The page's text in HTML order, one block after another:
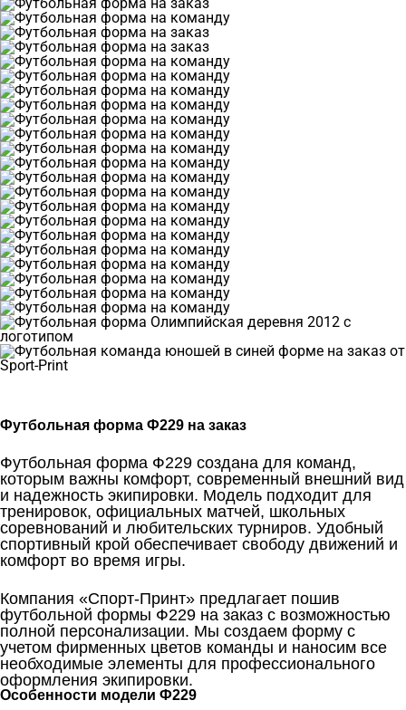
Футбольная форма Ф229 на заказ
Футбольная форма Ф229 создана для команд,
которым важны комфорт, современный внешний вид
и надежность экипировки. Модель подходит для
тренировок, официальных матчей, школьных
соревнований и любительских турниров. Удобный
спортивный крой обеспечивает свободу движений и
комфорт во время игры.
Компания «Спорт-Принт» предлагает пошив
футбольной формы Ф229 на заказ с возможностью
полной персонализации. Мы создаем форму с
учетом фирменных цветов команды и наносим все
необходимые элементы для профессионального
оформления экипировки.
Особенности модели Ф229